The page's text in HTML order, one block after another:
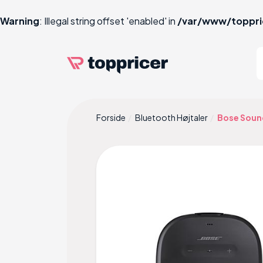
Warning: Illegal string offset 'enabled' in /var/www/
Forside Bluetooth Højtaler Bose